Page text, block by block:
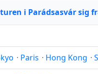
i Parádsasvár sig
· Paris · Hong Kong ·